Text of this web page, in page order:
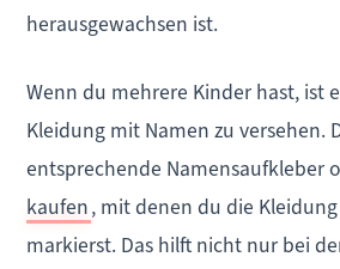
herausgewachsen ist.
Wenn du mehrere Kinder hast, ist
Kleidung mit Namen zu versehen.
entsprechende Namensaufkleber
kaufen, mit denen du die
markierst. Das hilft nicht nur bei